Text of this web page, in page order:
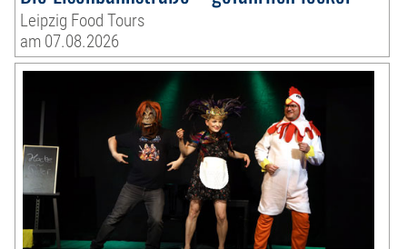
Leipzig Food Tours
am 07.08.2026